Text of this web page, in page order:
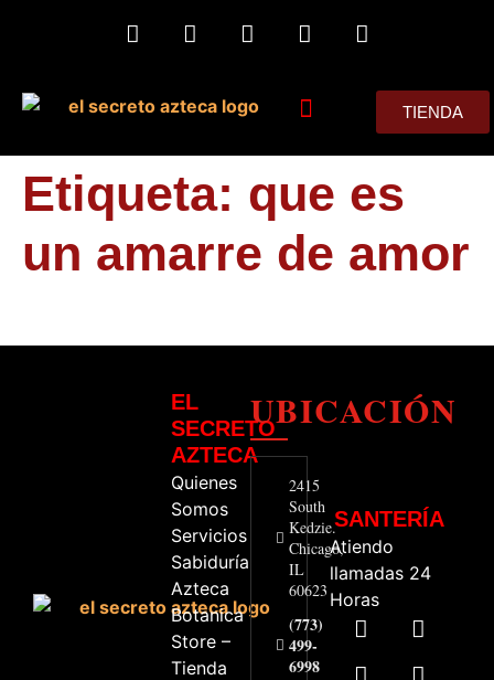
TIENDA
Etiqueta: que es
un amarre de amor
EL
SECRETO
AZTECA
Quienes
Somos
Servicios
Sabiduría
Azteca
Botanica
Store –
Tienda
UBICACIÓN
2415
South
Kedzie.
Chicago,
IL
60623
(773)
499-
6998
SANTERÍA
Atiendo
llamadas 24
Horas